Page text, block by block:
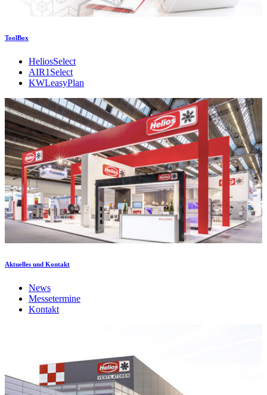
ToolBox
HeliosSelect
AIR1Select
KWLeasyPlan
Aktuelles und Kontakt
News
Messetermine
Kontakt